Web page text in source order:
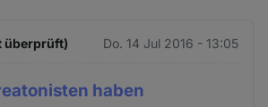
überprüft) Do. 14 Jul 2016 - 13:05
haben